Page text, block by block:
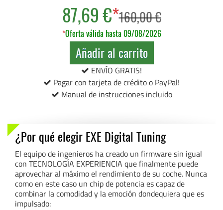
87,69 €*160,00 €
*Oferta válida hasta 09/08/2026
Añadir al carrito
ENVÍO GRATIS!
Pagar con tarjeta de crédito o PayPal!
Manual de instrucciones incluido
¿Por qué elegir EXE Digital Tuning
El equipo de ingenieros ha creado un firmware sin igual
con TECNOLOGÍA EXPERIENCIA que finalmente puede
aprovechar al máximo el rendimiento de su coche. Nunca
como en este caso un chip de potencia es capaz de
combinar la comodidad y la emoción dondequiera que es
impulsado: